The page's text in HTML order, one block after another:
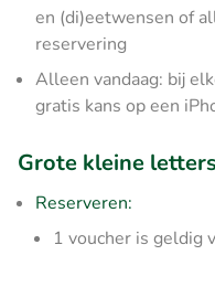
en (di)eetwensen of
reservering
Alleen vandaag: bij
gratis kans op een
Grote kleine letters
Reserveren:
1 voucher is geldig